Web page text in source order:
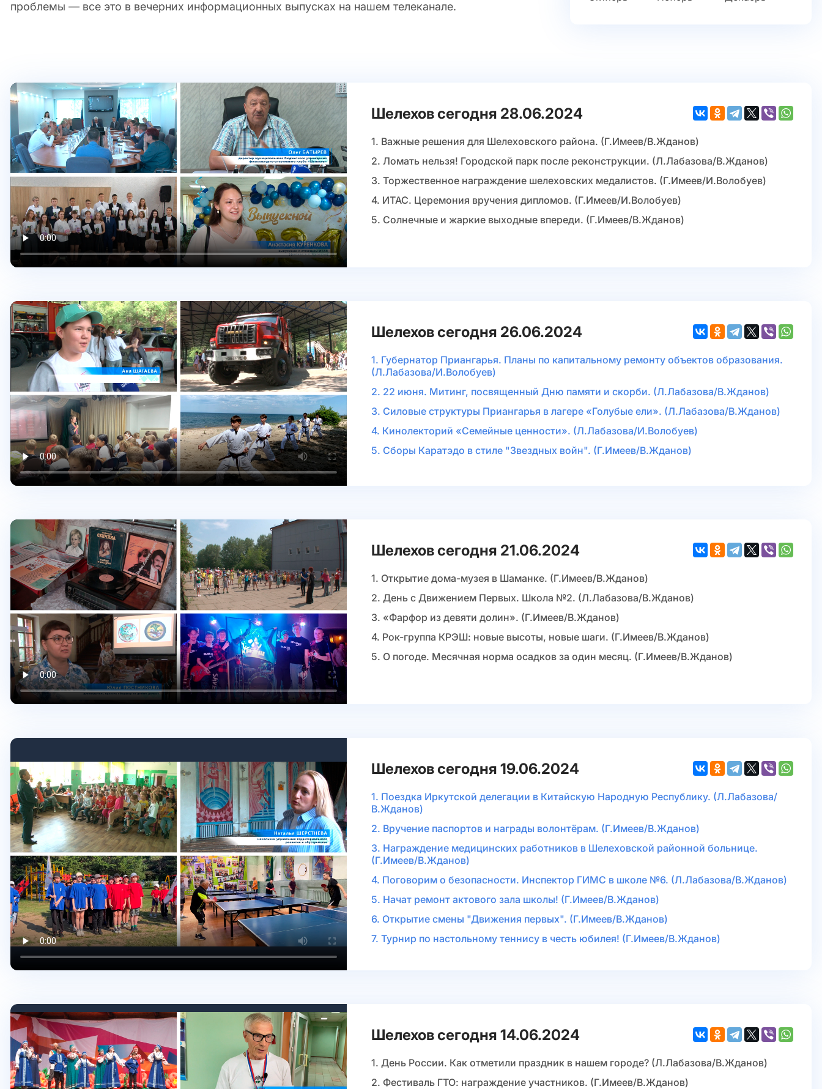
проблемы — все это в вечерних информационных выпусках на нашем телеканале.
Шелехов сегодня 28.06.2024
1. Важные решения для Шелеховского района. (Г.Имеев/В.Жданов)
2. Ломать нельзя! Городской парк после реконструкции. (Л.Лабазова/В.Жданов)
3. Торжественное награждение шелеховских медалистов. (Г.Имеев/И.Волобуев)
4. ИТАС. Церемония вручения дипломов. (Г.Имеев/И.Волобуев)
5. Солнечные и жаркие выходные впереди. (Г.Имеев/В.Жданов)
Шелехов сегодня 26.06.2024
1. Губернатор Приангарья. Планы по капитальному ремонту объектов образования.
(Л.Лабазова/И.Волобуев)
2. 22 июня. Митинг, посвященный Дню памяти и скорби. (Л.Лабазова/В.Жданов)
3. Силовые структуры Приангарья в лагере «Голубые ели». (Л.Лабазова/В.Жданов)
4. Кинолекторий «Семейные ценности». (Л.Лабазова/И.Волобуев)
5. Сборы Каратэдо в стиле "Звездных войн". (Г.Имеев/В.Жданов)
Шелехов сегодня 21.06.2024
1. Открытие дома-музея в Шаманке. (Г.Имеев/В.Жданов)
2. День с Движением Первых. Школа №2. (Л.Лабазова/В.Жданов)
3. «Фарфор из девяти долин». (Г.Имеев/В.Жданов)
4. Рок-группа КРЭШ: новые высоты, новые шаги. (Г.Имеев/В.Жданов)
5. О погоде. Месячная норма осадков за один месяц. (Г.Имеев/В.Жданов)
Шелехов сегодня 19.06.2024
1. Поездка Иркутской делегации в Китайскую Народную Республику. (Л.Лабазова/
В.Жданов)
2. Вручение паспортов и награды волонтёрам. (Г.Имеев/В.Жданов)
3. Награждение медицинских работников в Шелеховской районной больнице.
(Г.Имеев/В.Жданов)
4. Поговорим о безопасности. Инспектор ГИМС в школе №6. (Л.Лабазова/В.Жданов)
5. Начат ремонт актового зала школы! (Г.Имеев/В.Жданов)
6. Открытие смены "Движения первых". (Г.Имеев/В.Жданов)
7. Турнир по настольному теннису в честь юбилея! (Г.Имеев/В.Жданов)
Шелехов сегодня 14.06.2024
1. День России. Как отметили праздник в нашем городе? (Л.Лабазова/В.Жданов)
2. Фестиваль ГТО: награждение участников. (Г.Имеев/В.Жданов)